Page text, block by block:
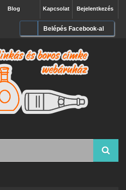
Bejelentkezés
Kapcsolat
Blog
Belépés Facebook-al